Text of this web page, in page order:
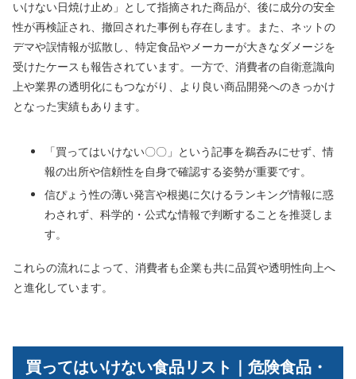
いけない日焼け止め」として指摘された商品が、後に成分の安全
性が再検証され、撤回された事例も存在します。また、ネットの
デマや誤情報が拡散し、特定食品やメーカーが大きなダメージを
受けたケースも報告されています。一方で、消費者の自衛意識向
上や業界の透明化にもつながり、より良い商品開発へのきっかけ
となった実績もあります。
「買ってはいけない〇〇」という記事を鵜呑みにせず、情
報の出所や信頼性を自身で確認する姿勢が重要です。
信ぴょう性の薄い発言や根拠に欠けるランキング情報に惑
わされず、科学的・公式な情報で判断することを推奨しま
す。
これらの流れによって、消費者も企業も共に品質や透明性向上へ
と進化しています。
買ってはいけない食品リスト｜危険食品・